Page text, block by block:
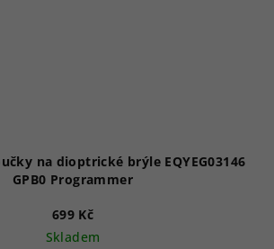
na dioptrické brýle EQYEG03146
GPB0 Programmer
699 Kč
Skladem